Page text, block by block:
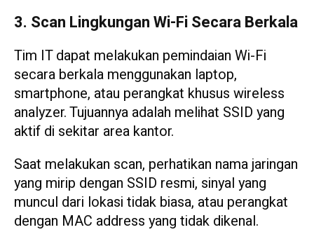
3. Scan Lingkungan Wi-Fi Secara Berkala
Tim IT dapat melakukan pemindaian Wi-Fi
secara berkala menggunakan laptop,
smartphone, atau perangkat khusus wireless
analyzer. Tujuannya adalah melihat SSID yang
aktif di sekitar area kantor.
Saat melakukan scan, perhatikan nama jaringan
yang mirip dengan SSID resmi, sinyal yang
muncul dari lokasi tidak biasa, atau perangkat
dengan MAC address yang tidak dikenal.